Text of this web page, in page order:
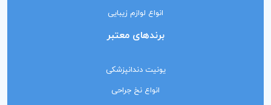
انواع لوازم زیبایی
برندهای معتبر
یونیت دندانپزشکی
انواع نخ جراحی